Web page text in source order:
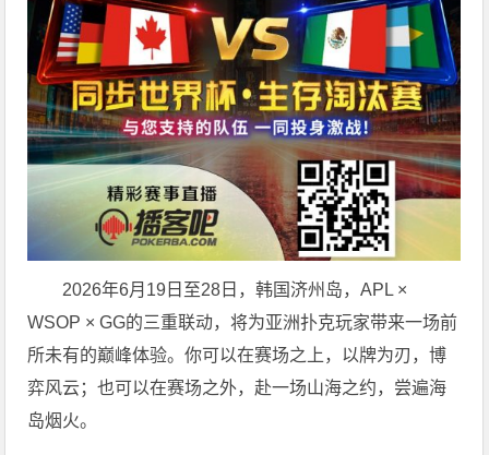
2026年6月19日至28日，韩国济州岛，APL ×
WSOP × GG的三重联动，将为亚洲扑克玩家带来一场前
所未有的巅峰体验。你可以在赛场之上，以牌为刃，博
弈风云；也可以在赛场之外，赴一场山海之约，尝遍海
岛烟火。